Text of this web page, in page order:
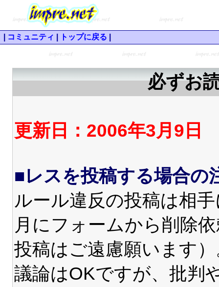
コミュニティ トップに戻る
必ずお
更新日：2006年3月9日
■レスを投稿する場合の
ルール違反の投稿は相
月にフォームから削除
投稿はご遠慮願います
議論はOKですが、批判